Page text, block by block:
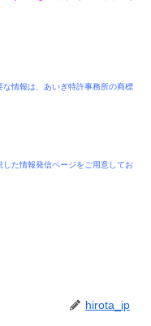
情報は、あいぎ特許事務所の商標
た情報発信ページをご用意してお
hirota_ip